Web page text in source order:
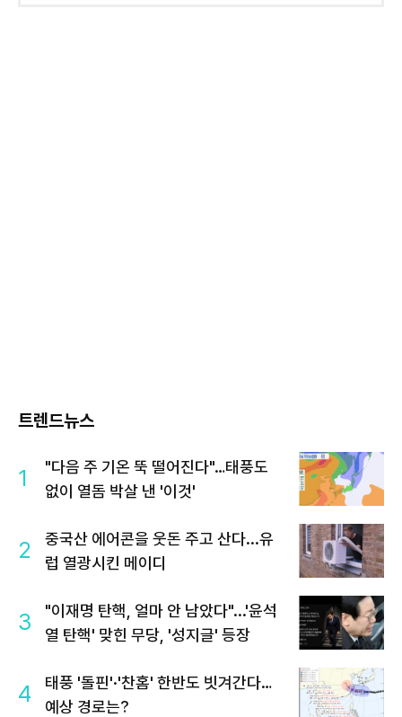
트렌드뉴스
1
"다음 주 기온 뚝 떨어진다"…태풍도
없이 열돔 박살 낸 '이것'
2
중국산 에어콘을 웃돈 주고 산다...유
럽 열광시킨 메이디
3
"이재명 탄핵, 얼마 안 남았다"...'윤석
열 탄핵' 맞힌 무당, '성지글' 등장
4
태풍 '돌핀'·'찬홈' 한반도 빗겨간다…
예상 경로는?